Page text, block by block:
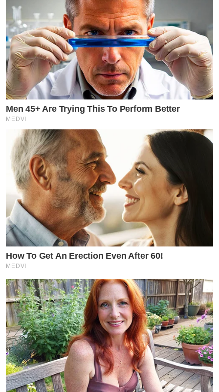
Men 45+ Are Trying This To Perform Better
MEDVI
How To Get An Erection Even After 60!
MEDVI